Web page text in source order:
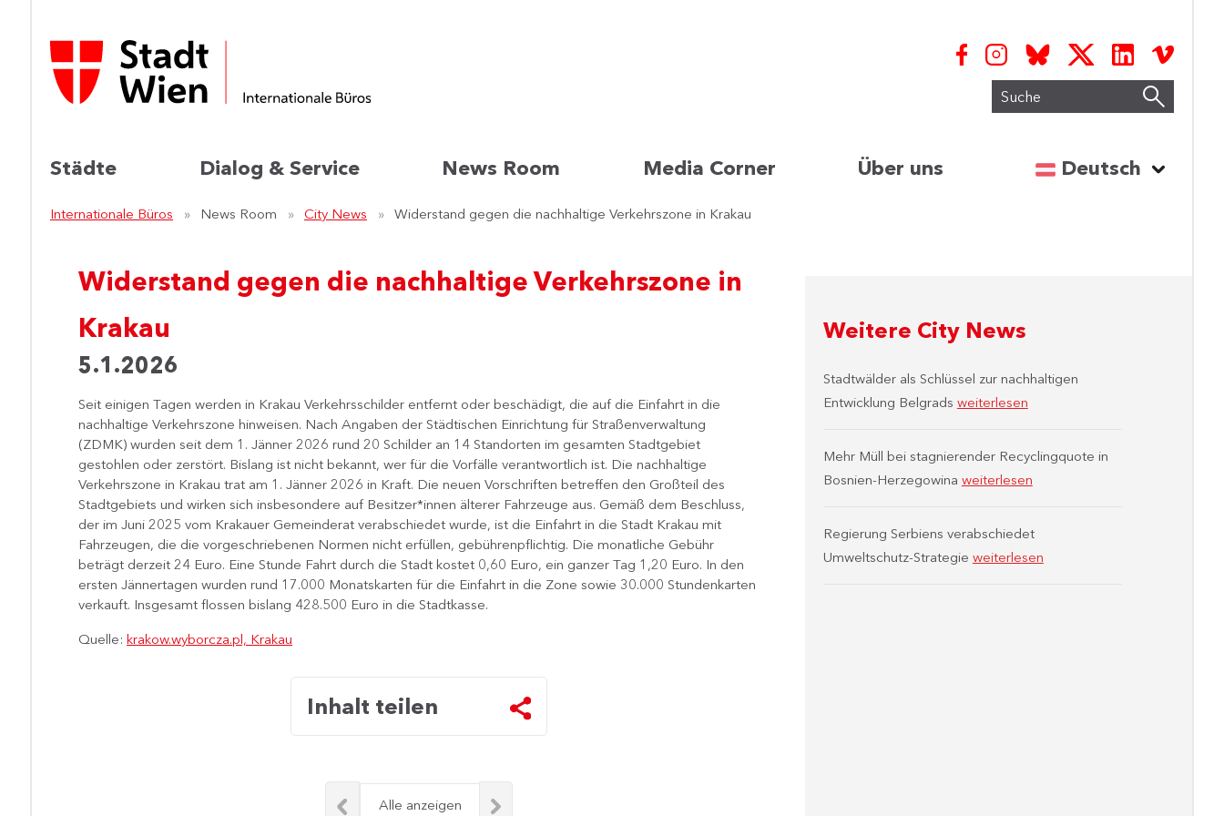
Suche
Städte Dialog & Service News Room Media Corner Über uns Sprache
Deutsch
Internationale Büros News Room City News Widerstand gegen die nachhaltige Verkehrszone in Krakau
Widerstand gegen die nachhaltige Verkehrszone in
Krakau
5.1.2026
Seit einigen Tagen werden in Krakau Verkehrsschilder entfernt oder beschädigt, die auf die Einfahrt in die
nachhaltige Verkehrszone hinweisen. Nach Angaben der Städtischen Einrichtung für Straßenverwaltung
(ZDMK) wurden seit dem 1. Jänner 2026 rund 20 Schilder an 14 Standorten im gesamten Stadtgebiet
gestohlen oder zerstört. Bislang ist nicht bekannt, wer für die Vorfälle verantwortlich ist. Die nachhaltige
Verkehrszone in Krakau trat am 1. Jänner 2026 in Kraft. Die neuen Vorschriften betreffen den Großteil des
Stadtgebiets und wirken sich insbesondere auf Besitzer*innen älterer Fahrzeuge aus. Gemäß dem Beschluss,
der im Juni 2025 vom Krakauer Gemeinderat verabschiedet wurde, ist die Einfahrt in die Stadt Krakau mit
Fahrzeugen, die die vorgeschriebenen Normen nicht erfüllen, gebührenpflichtig. Die monatliche Gebühr
beträgt derzeit 24 Euro. Eine Stunde Fahrt durch die Stadt kostet 0,60 Euro, ein ganzer Tag 1,20 Euro. In den
ersten Jännertagen wurden rund 17.000 Monatskarten für die Einfahrt in die Zone sowie 30.000 Stundenkarten
verkauft. Insgesamt flossen bislang 428.500 Euro in die Stadtkasse.
Quelle: krakow.wyborcza.pl, Krakau
Inhalt teilen
Alle anzeigen
Weitere City News
Stadtwälder als Schlüssel zur nachhaltigen
Entwicklung Belgrads weiterlesen
Mehr Müll bei stagnierender Recyclingquote in
Bosnien-Herzegowina weiterlesen
Regierung Serbiens verabschiedet
Umweltschutz-Strategie weiterlesen